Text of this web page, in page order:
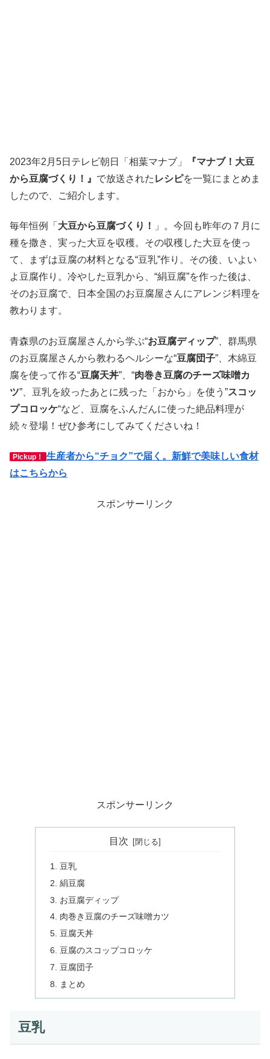
2023年2月5日テレビ朝日「相葉マナブ」
『マナブ！大豆
から豆腐づくり！』 で放送された レシピを一覧にまとめま
したので、ご紹介します。
毎年恒例「 大豆から豆腐づくり！
」。今回も昨年の７月に
種を撒き、実った大豆を収穫。その収穫した大豆を使っ
て、まずは豆腐の材料となる“豆乳”作り。その後、いよい
よ豆腐作り。冷やした豆乳から、“絹豆腐”を作った後は、
そのお豆腐で、日本全国のお豆腐屋さんにアレンジ料理を
教わります。
青森県のお豆腐屋さんから学ぶ“お豆腐ディップ”、群馬県
のお豆腐屋さんから教わるヘルシーな“豆腐団子”、木綿豆
腐を使って作る“豆腐天丼”、“肉巻き豆腐のチーズ味噌カ
ツ”、豆乳を絞ったあとに残った「おから」を使う”スコッ
プコロッケ“など、豆腐をふんだんに使った絶品料理が
続々登場 ！ ぜひ参考にしてみてくださいね！
Pickup！
生産者から“チョク”で届く。新鮮で美味しい食材
はこちらから
スポンサーリンク
スポンサーリンク
目次
豆乳
絹豆腐
お豆腐ディップ
肉巻き豆腐のチーズ味噌カツ
豆腐天丼
豆腐のスコップコロッケ
豆腐団子
まとめ
豆乳